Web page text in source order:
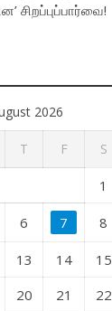
சிறப்புப்பார்வை!
2026
T F S
1
6 7 8
13 14 15
20 21 22